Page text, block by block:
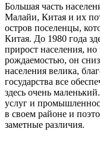
Большая часть
Малайи, Китая и их
остров поселенцы,
Китая. До 1980 года
прирост населения, но
рождаемостью, он
населения велика,
государства все
здесь очень
услуг и
в своем районе и
заметные различия.